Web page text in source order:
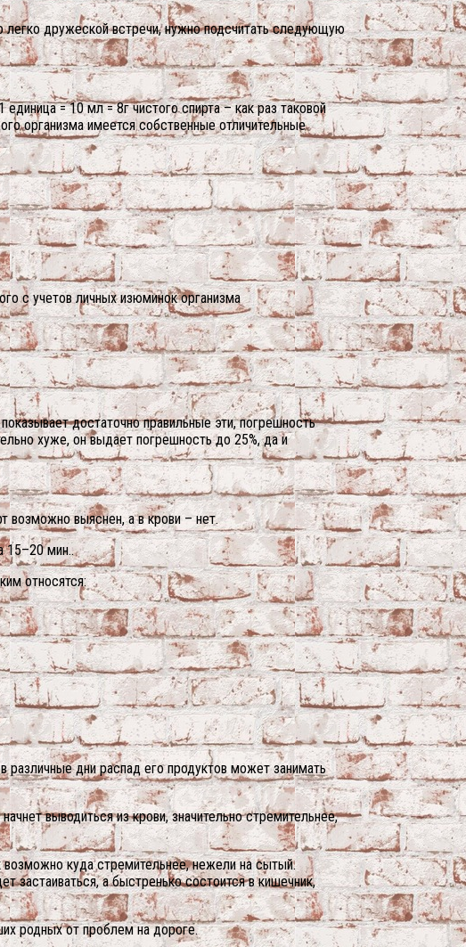
легко дружеской встречи, нужно подсчитать следующую
= 10 мл = 8г чистого спирта – как раз таковой
организма имеется собственные отличительные
с учетов личных изюминок организма
достаточно правильные эти, погрешность
хуже, он выдает погрешность до 25%, да и
возможно выяснен, а в крови – нет.
15–20 мин..
относятся:
различные дни распад его продуктов может занимать
выводиться из крови, значительно стремительнее,
возможно куда стремительнее, нежели на сытый.
застаиваться, а быстренько состоится в кишечник,
родных от проблем на дороге.